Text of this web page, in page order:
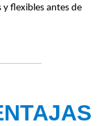
y flexibles antes de